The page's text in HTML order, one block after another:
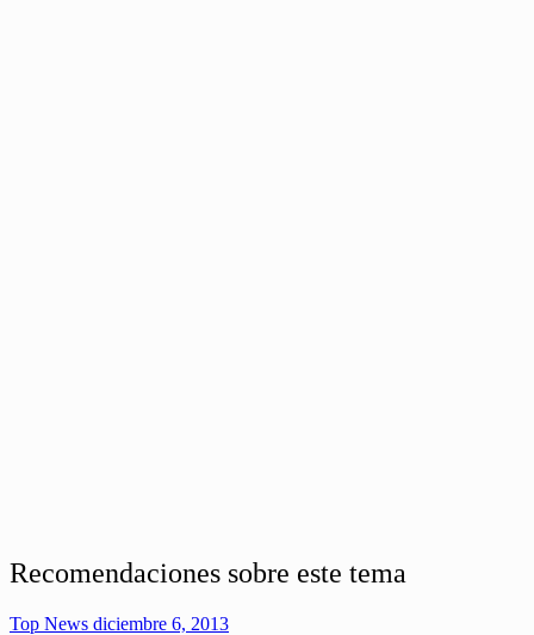
Recomendaciones sobre este tema
Top News diciembre 6, 2013